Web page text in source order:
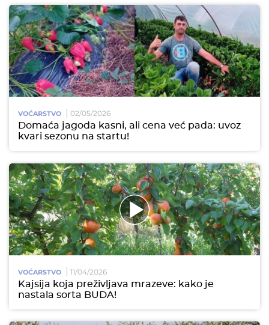
VOĆARSTVO 02/05/2026
Domaća jagoda kasni, ali cena već pada: uvoz
kvari sezonu na startu!
VOĆARSTVO 11/04/2026
Kajsija koja preživljava mrazeve: kako je
nastala sorta BUDA!